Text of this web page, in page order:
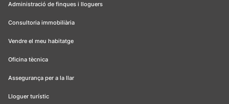
Administració de finques i lloguers
Consultoria immobiliària
Vendre el meu habitatge
Oficina tècnica
Assegurança per a la llar
Lloguer turístic